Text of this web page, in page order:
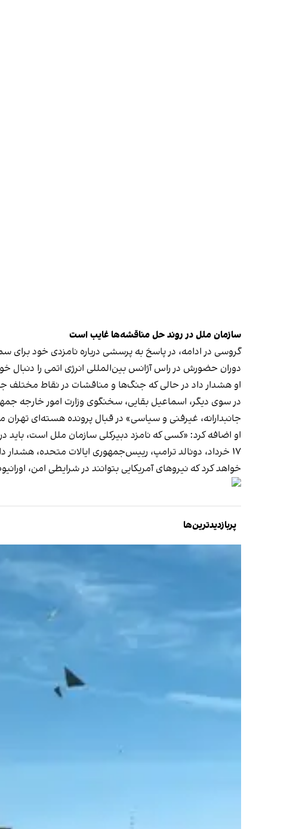
سازمان ملل در روند حل مناقشه‌ها غایب است
گروسی در ادامه، در پاسخ به پرسشی درباره نامزدی خود
دوران حضورش در راس آژانس بین‌المللی انرژی اتمی را دنبال
او هشدار داد در حالی که جنگ‌ها و مناقشات در نقاط مختلف
جانبدارانه، غیرفنی و سیاسی» در قبال پرونده هسته‌ای تهران
او اضافه کرد: «کسی که نامزد دبیر‌کلی سازمان ملل است،
۱۷ خرداد، دونالد ترامپ، رییس‌جمهوری ایالات متحده،
هشدار
خواهد کرد که نیروهای آمریکایی بتوانند در شرایطی امن،
پربازدیدترین‌ها